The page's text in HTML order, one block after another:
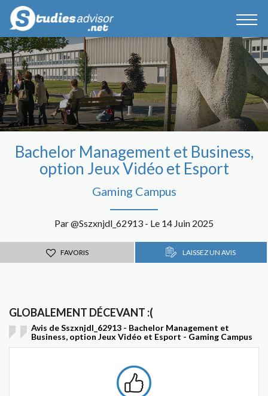
Bachelor Management et Business,
option Jeux Vidéo et Esport
Gaming Campus
Par @Sszxnjdl_62913 - Le 14 Juin 2025
FAVORIS LAISSEZ UN AVIS
GLOBALEMENT DÉCEVANT :(
Avis de Sszxnjdl_62913 - Bachelor Management et
Business, option Jeux Vidéo et Esport - Gaming Campus